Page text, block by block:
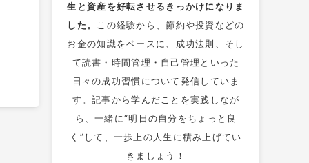
生と資産を好転させるきっかけになりま
した。 この経験から、節約や投資などの
お金の知識をベースに、成功法則、そし
て読書・時間管理・自己管理といった
日々の成功習慣について発信していま
す。記事から学んだことを実践しなが
ら、一緒に“明日の自分をちょっと良
く”して、一歩上の人生に積み上げてい
きましょう！